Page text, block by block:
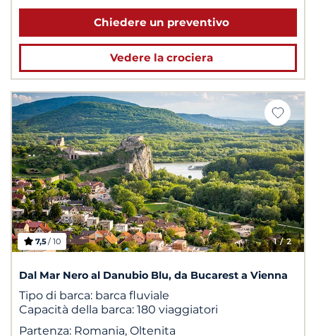
Chiedere un preventivo
Vedere la crociera
1/ 2
7,5/ 10
Dal Mar Nero al Danubio Blu, da Bucarest a Vienna
Tipo di barca: barca fluviale
Capacità della barca: 180 viaggiatori
Partenza: Romania, Oltenita